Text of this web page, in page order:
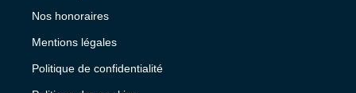
Nos honoraires
Mentions légales
Politique de confidentialité